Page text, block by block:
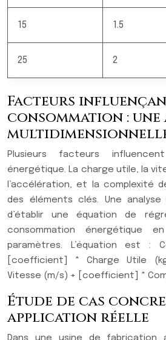
15 1.5
25 2
Facteurs
consommation : une
Plusieurs facteurs
énergétique. La charge utile, la
l’accélération, et la complexité
des éléments clés. Une
d’établir une équation de
consommation énergétique
paramètres. L’équation est :
[coefficient] * Charge Utile
Vitesse (m/s) + [coefficient] *
Étude de cas
application réelle
Dans une usine de fabrication